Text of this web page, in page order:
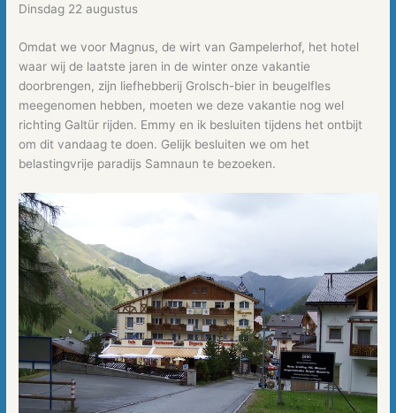
Dinsdag 22 augustus
Omdat we voor Magnus, de wirt van Gampelerhof, het hotel
waar wij de laatste jaren in de winter onze vakantie
doorbrengen, zijn liefhebberij Grolsch-bier in beugelfles
meegenomen hebben, moeten we deze vakantie nog wel
richting Galtür rijden. Emmy en ik besluiten tijdens het ontbijt
om dit vandaag te doen. Gelijk besluiten we om het
belastingvrije paradijs Samnaun te bezoeken.